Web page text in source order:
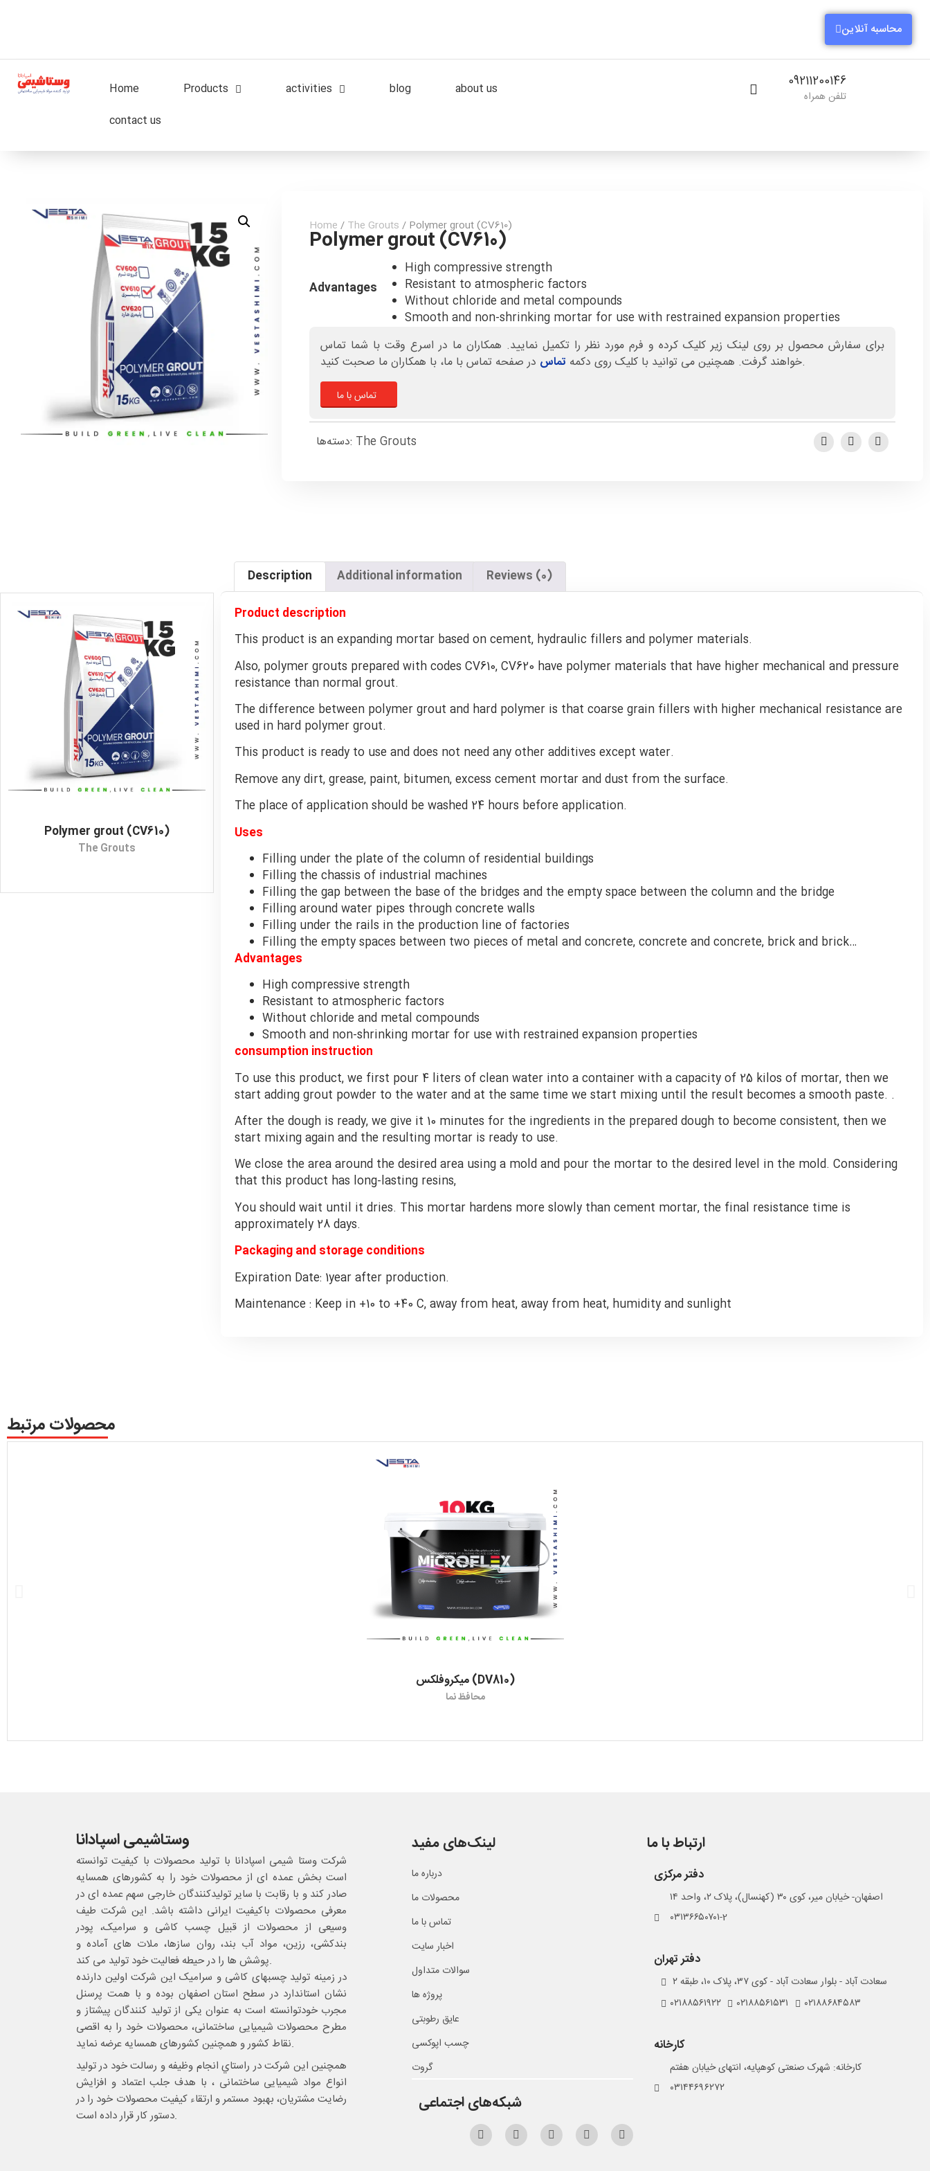
محاسبه آنلاین
Home Products activities blog
about us
contact us
09211200146
تلفن همراه
Home / The Grouts / Polymer grout (CV610)
Polymer grout (CV610)
Advantages
High compressive strength
Resistant to atmospheric factors
Without chloride and metal compounds
Smooth and non-shrinking mortar for use with restrained expansion properties
برای سفارش محصول بر روی لینک زیر کلیک کرده و فرم مورد نظر را تکمیل نمایید. همکاران ما در اسرع وقت با شما تماس
خواهند گرفت. همچنین می توانید با کلیک روی دکمه تماس در صفحه تماس با ما، با همکاران ما صحبت کنید.
تماس با ما
دسته‌ها: The Grouts
Polymer grout (CV610)
The Grouts
Description Additional information
Reviews (0)
Product description
This product is an expanding mortar based on cement, hydraulic fillers and polymer materials.
Also, polymer grouts prepared with codes CV610, CV620 have polymer materials that have higher mechanical and pressure
resistance than normal grout.
The difference between polymer grout and hard polymer is that coarse grain fillers with higher mechanical resistance are
used in hard polymer grout.
This product is ready to use and does not need any other additives except water.
Remove any dirt, grease, paint, bitumen, excess cement mortar and dust from the surface.
The place of application should be washed 24 hours before application.
Uses
Filling under the plate of the column of residential buildings
Filling the chassis of industrial machines
Filling the gap between the base of the bridges and the empty space between the column and the bridge
Filling around water pipes through concrete walls
Filling under the rails in the production line of factories
Filling the empty spaces between two pieces of metal and concrete, concrete and concrete, brick and brick…
Advantages
High compressive strength
Resistant to atmospheric factors
Without chloride and metal compounds
Smooth and non-shrinking mortar for use with restrained expansion properties
consumption instruction
To use this product, we first pour 4 liters of clean water into a container with a capacity of 25 kilos of mortar, then we
start adding grout powder to the water and at the same time we start mixing until the result becomes a smooth paste. .
After the dough is ready, we give it 10 minutes for the ingredients in the prepared dough to become consistent, then we
start mixing again and the resulting mortar is ready to use.
We close the area around the desired area using a mold and pour the mortar to the desired level in the mold. Considering
that this product has long-lasting resins,
You should wait until it dries. This mortar hardens more slowly than cement mortar, the final resistance time is
approximately 28 days.
Packaging and storage conditions
Expiration Date: 1year after production.
Maintenance : Keep in +10 to +40 C, away from heat, away from heat, humidity and sunlight
محصولات مرتبط
میکروفلکس (DV810)
محافظ نما
وستاشیمی اسپادانا
شرکت وستا شیمی اسپادانا با تولید محصولات با کیفیت توانسته
است بخش عمده ای از محصولات خود را به کشورهای همسایه
صادر کند و با رقابت با سایر تولیدکنندگان خارجی سهم عمده ای در
معرفی محصولات باکیفیت ایرانی داشته باشد. این شرکت طیف
وسیعی از محصولات از قبیل چسب کاشی و سرامیک، پودر
بندکشی، رزین، مواد آب بند، روان سازها، ملات های آماده و
پوشش ها را در حیطه فعالیت خود تولید می کند.
در زمینه تولید چسبهای کاشی و سرامیک این شرکت اولین دارنده
نشان استاندارد در سطح استان اصفهان بوده و با همت پرسنل
مجرب خودتوانسته است به عنوان یکی از تولید کنندگان پیشتاز و
مطرح محصولات شیمیایی ساختمانی، محصولات خود را به اقصی
نقاط کشور و همچنین کشورهای همسایه عرضه نماید.
همچنین این شرکت در راستاي انجام وظيفه و رسالت خود در تولید
انواع مواد شیمیایی ساختمانی ، با هدف جلب اعتماد و افزایش
رضایت مشتریان، بهبود مستمر و ارتقاء کیفیت محصولات خود را در
دستور کار قرار داده است.
لینک‌های مفید
درباره ما
محصولات ما
تماس با ما
اخبار سایت
سوالات متداول
پروژه ها
عایق رطوبتی
چسب اپوکسی
گروت
شبکه‌های اجتماعی
ارتباط با ما
دفتر مرکزی
اصفهان- خیابان میر، کوی ۳۰ (کهنسال)، پلاک ۲، واحد ۱۴
۰۳۱۳۶۶۵۰۷۰۱-2
دفتر تهران
سعادت آباد - بلوار سعادت آباد - کوی ۳۷، پلاک ۱۰، طبقه ۲
۰۲۱۸۸۵۶۱۹۲۲
۰۲۱۸۸۵۶۱۵۳۱ ۰۲۱۸۸۶۸۴۵۸۳
کارخانه
کارخانه: شهرک صنعتی کوهپایه، انتهای خیابان هفتم
۰۳۱۴۴۶۹۶۲۷۲